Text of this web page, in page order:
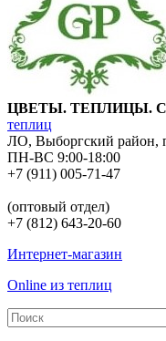
ЦВЕТЫ. ТЕПЛИЦЫ.
теплиц
ЛО, Выборгский район,
ПН-ВС 9:00-18:00
+7 (911) 005-71-47
(оптовый отдел)
+7 (812) 643-20-60
Интернет-магазин
Online из теплиц